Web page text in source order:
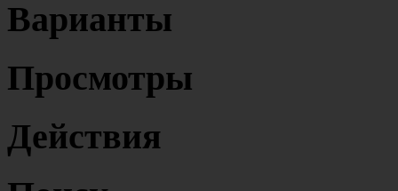
Варианты
Просмотры
Действия